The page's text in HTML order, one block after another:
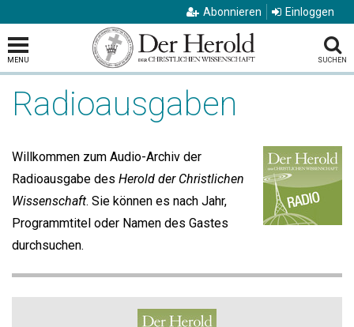
Abonnieren Einloggen
MENU SUCHEN
Radioausgaben
Willkommen zum Audio-Archiv der
Radioausgabe des Herold der Christlichen
Wissenschaft. Sie können es nach Jahr,
Programmtitel oder Namen des Gastes
durchsuchen.